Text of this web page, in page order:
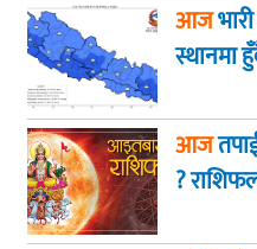
आज
स्थानमा
आज
?